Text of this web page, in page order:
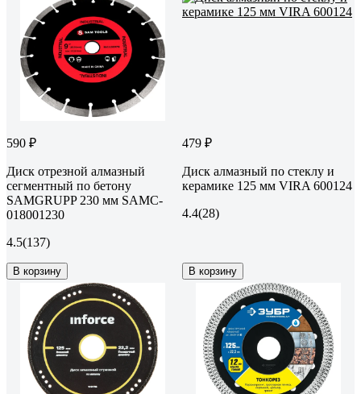
590 ₽
Диск отрезной алмазный
сегментный по бетону
SAMGRUPP 230 мм SAMC-
018001230
4.5(137)
В корзину
479 ₽
Диск алмазный по стеклу и
керамике 125 мм VIRA 600124
4.4(28)
В корзину